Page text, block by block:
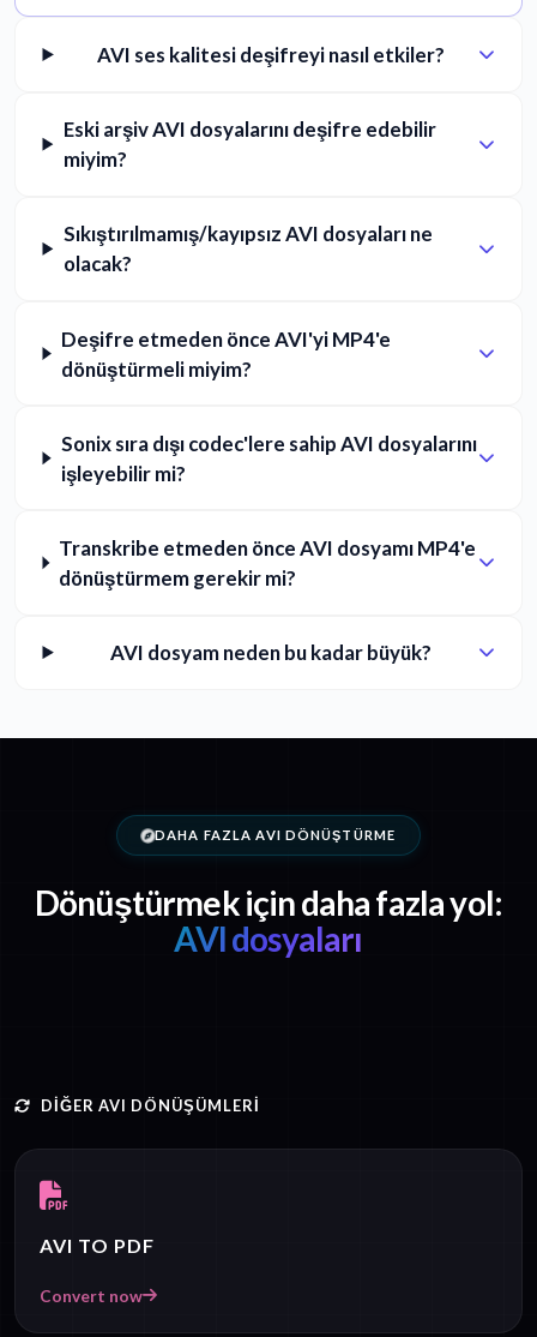
AVI ses kalitesi deşifreyi nasıl etkiler?
Eski arşiv AVI dosyalarını deşifre edebilir
miyim?
Sıkıştırılmamış/kayıpsız AVI dosyaları ne
olacak?
Deşifre etmeden önce AVI'yi MP4'e
dönüştürmeli miyim?
Sonix sıra dışı codec'lere sahip AVI dosyalarını
işleyebilir mi?
Transkribe etmeden önce AVI dosyamı MP4'e
dönüştürmem gerekir mi?
AVI dosyam neden bu kadar büyük?
DAHA FAZLA AVI DÖNÜŞTÜRME
Dönüştürmek için daha fazla yol:
AVI dosyaları
DIĞER AVI DÖNÜŞÜMLERI
AVI TO PDF
Convert now